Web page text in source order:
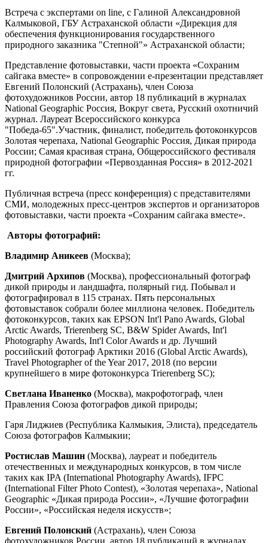
Встреча с экспертами оn line, с Галиной Александровной
Калмыковой, ГБУ Астраханской области «Дирекция для
обеспечения функционирования государственного
природного заказника "Степной"» Астраханской области;
Представление фотовыставки, части проекта «Сохраним
сайгака вместе» в сопровождении е-презентации представляет
Евгений Полонский (Астрахань), член Союза
фотохудожников России, автор 18 публикаций в журналах
National Geographic Россия, Вокруг света, Русский охотничий
журнал. Лауреат Всероссийского конкурса
"Победа-65".Участник, финалист, победитель фотоконкурсов
Золотая черепаха, National Geographic Россия, Дикая природа
России; Самая красивая страна, Общероссийского фестиваля
природной фотографии «Первозданная Россия» в 2012-2021
гг.
Публичная встреча (пресс конференция) с представителями
СМИ, молодежных пресс-центров экспертов и организаторов
фотовыставки, части проекта «Сохраним сайгака вместе».
Авторы фотографий:
Владимир Аникеев (Москва);
Дмитрий Архипов (Москва), профессиональный фотограф
дикой природы и ландшафта, полярный гид. Побывал и
фотографировал в 115 странах. Пять персональных
фотовыставок собрали более миллиона человек. Победитель
фотоконкурсов, таких как EPSON Int'l Pano Awards, Global
Arctic Awards, Trierenberg SC, B&W Spider Awards, Int'l
Photography Awards, Int'l Color Awards и др. Лучший
российский фотограф Арктики 2016 (Global Arctic Awards),
Travel Photographer of the Year 2017, 2018 (по версии
крупнейшего в мире фотоконкурса Trierenberg SC);
Светлана Иваненко (Москва), макрофотограф, член
Правления Союза фотографов дикой природы;
Гаря Лиджиев (Республика Калмыкия, Элиста), председатель
Союза фотографов Калмыкии;
Ростислав Машин (Москва), лауреат и победитель
отечественных и международных конкурсов, в том числе
таких как IPA (International Photography Awards), IFPC
(International Filter Photo Contest), «Золотая черепаха», National
Geographic «Дикая природа России», «Лучшие фотографии
России», «Российская неделя искусств»;
Евгений Полонский (Астрахань), член Союза
фотохудожников России, автор 18 публикаций в журналах